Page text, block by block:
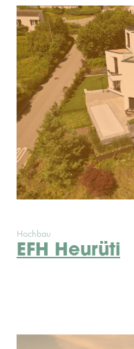
Hochbau
EFH Heurüti